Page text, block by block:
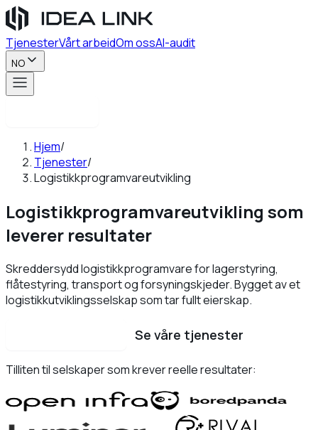
TjenesterVårt arbeidOm ossAI-audit
NO
Hjem/
Tjenester/
Logistikkprogramvareutvikling
Logistikkprogramvareutvikling som
leverer resultater
Skreddersydd logistikkprogramvare for lagerstyring,
flåtestyring, transport og forsyningskjeder. Bygget av et
logistikkutviklingsselskap som tar fullt eierskap.
Se våre tjenester
Tilliten til selskaper som krever reelle resultater: